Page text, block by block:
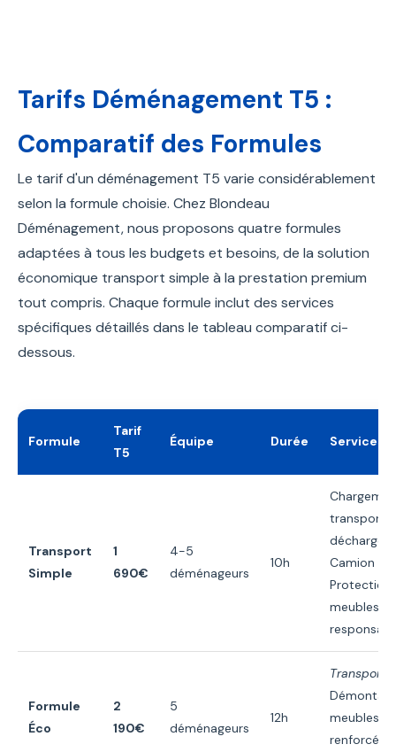
Tarifs Déménagement T5 :
Comparatif des Formules
Le tarif d'un déménagement T5 varie considérablement
selon la formule choisie. Chez Blondeau
Déménagement, nous proposons quatre formules
adaptées à tous les budgets et besoins, de la solution
économique transport simple à la prestation premium
tout compris. Chaque formule inclut des services
spécifiques détaillés dans le tableau comparatif ci-
dessous.
Formule
Tarif
T5
Équipe Durée Services
Transport
Simple
1
690€
4-5
déménageurs
10h
transport,
Camion
Protection
meubles •
Formule
Éco
2
190€
5
déménageurs
12h
Transport
meubles •
renforcée